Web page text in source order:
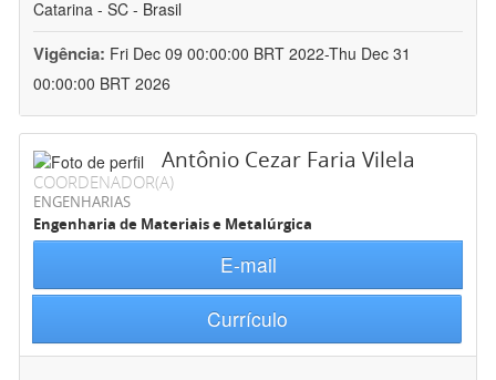
Catarina - SC - Brasil
Vigência: Fri Dec 09 00:00:00 BRT 2022-Thu Dec 31
00:00:00 BRT 2026
Antônio Cezar Faria Vilela
COORDENADOR(A)
ENGENHARIAS
Engenharia de Materiais e Metalúrgica
E-mail
Currículo